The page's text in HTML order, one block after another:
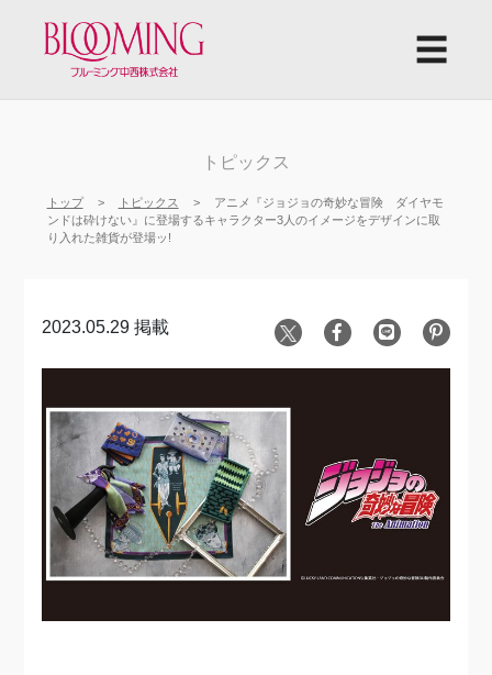
☰
トピックス
トップ トピックス
アニメ『ジョジョの奇妙な冒険 ダイヤモ
ンドは砕けない』に登場するキャラクター3人のイメージをデザインに取
り入れた雑貨が登場ッ!
2023.05.29 掲載